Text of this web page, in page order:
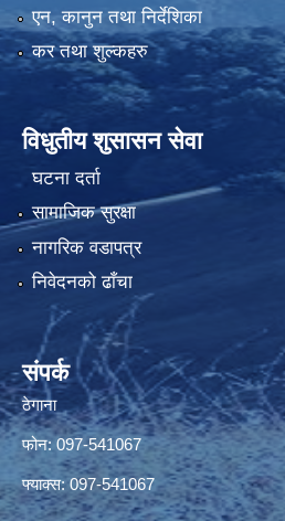
एन, कानुन तथा निर्देशिका
कर तथा शुल्कहरु
विधुतीय शुसासन सेवा
घटना दर्ता
सामाजिक सुरक्षा
नागरिक वडापत्र
निवेदनको ढाँचा
संपर्क
ठेगाना
फोन: 097-541067
फ्याक्स: 097-541067